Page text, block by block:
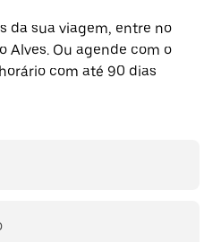
da sua viagem, entre no
Alves. Ou agende com o
com até 90 dias